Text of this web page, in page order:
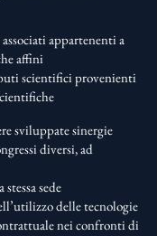
appartenenti a
affini
scientifici provenienti
sviluppate sinergie
diversi, ad
sede
delle tecnologie
nei confronti di